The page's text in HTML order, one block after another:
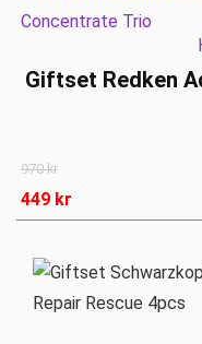
Giftset Redken
970kr
449 kr